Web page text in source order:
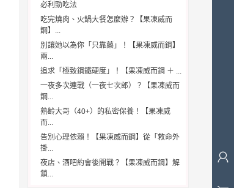
必利勁吃法
吃完燒肉、火鍋大餐怎麼辦？【果凍威而
鋼】...
別讓她以為你「只靠藥」！【果凍威而鋼】
兩...
追求「極致鋼鐵硬度」！【果凍威而鋼 ＋ ...
一夜多次連戰（一夜七次郎）？【果凍威而
鋼...
熟齡大哥（40+）的私密保養！【果凍威
而...
告別心理依賴！【果凍威而鋼】從「救命外
掛...
夜店、酒吧約會後開戰？【果凍威而鋼】解
鎖...